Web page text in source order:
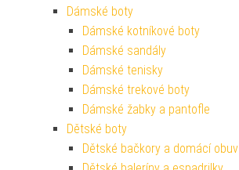
Dámské boty
Dámské kotníkové boty
Dámské sandály
Dámské tenisky
Dámské trekové boty
Dámské žabky a pantofle
Dětské boty
Dětské bačkory a domácí obuv